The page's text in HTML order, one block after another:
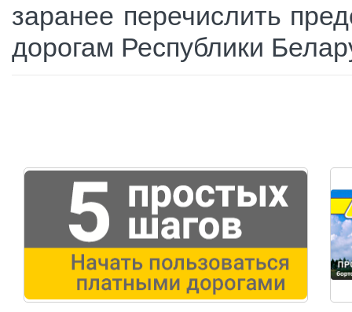
заранее перечислить
дорогам Республики